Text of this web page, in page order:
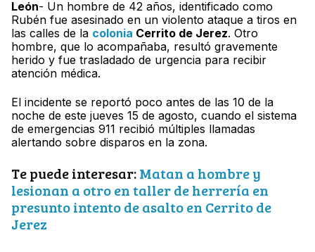
León- Un hombre de 42 años, identificado como
Rubén fue asesinado en un violento ataque a tiros en
las calles de la colonia Cerrito de Jerez. Otro
hombre, que lo acompañaba, resultó gravemente
herido y fue trasladado de urgencia para recibir
atención médica.
El incidente se reportó poco antes de las 10 de la
noche de este jueves 15 de agosto, cuando el sistema
de emergencias 911 recibió múltiples llamadas
alertando sobre disparos en la zona.
Te puede interesar:Matan a hombre y
lesionan a otro en taller de herrería en
presunto intento de asalto en Cerrito de
Jerez